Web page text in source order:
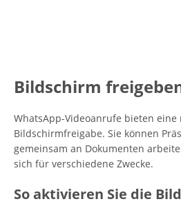
Bildschirm
WhatsApp-Videoanrufe bieten
Bildschirmfreigabe. Sie können
gemeinsam an Dokumenten
sich für verschiedene Zwecke.
So aktivieren Sie die